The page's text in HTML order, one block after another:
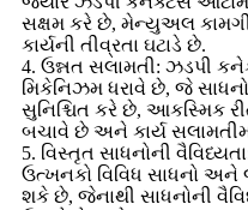
સક્ષમ કરે છે, મેન્યુઅલ
કાર્યની તીવ્રતા ઘટાડે છે.
4. ઉન્નત સલામતી: ઝડપી
મિકેનિઝમ ધરાવે છે, જે
સુનિશ્ચિત કરે છે, આકસ્મિક
બચાવે છે અને કાર્ય
5. વિસ્તૃત સાધનોની
ઉત્ખનકો વિવિધ સાધનો અને
શકે છે, જેનાથી સાધનોની